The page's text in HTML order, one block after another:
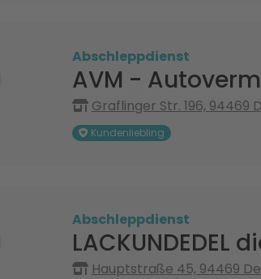
Abschleppdienst
AVM -
Graflinger Str. 196, 94469
Kundenliebling
Abschleppdienst
LACKUNDEDEL
Hauptstraße 45, 94469